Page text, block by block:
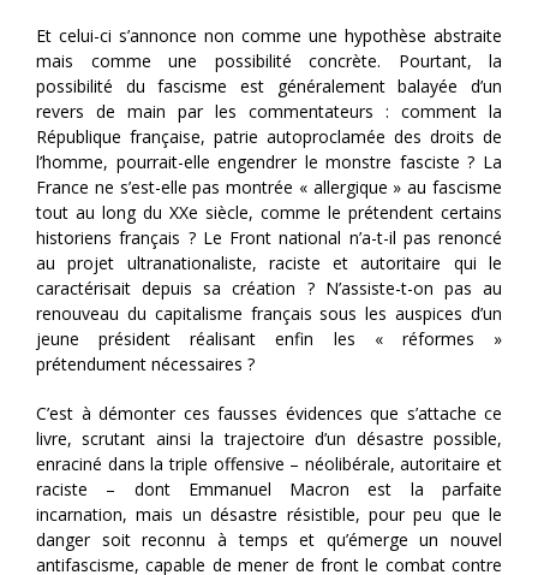
Et celui-ci s’annonce non comme une hypothèse abstraite
mais comme une possibilité concrète. Pourtant, la
possibilité du fascisme est généralement balayée d’un
revers de main par les commentateurs : comment la
République française, patrie autoproclamée des droits de
l’homme, pourrait-elle engendrer le monstre fasciste ? La
France ne s’est-elle pas montrée « allergique » au fascisme
tout au long du XXe siècle, comme le prétendent certains
historiens français ? Le Front national n’a-t-il pas renoncé
au projet ultranationaliste, raciste et autoritaire qui le
caractérisait depuis sa création ? N’assiste-t-on pas au
renouveau du capitalisme français sous les auspices d’un
jeune président réalisant enfin les « réformes »
prétendument nécessaires ?
C’est à démonter ces fausses évidences que s’attache ce
livre, scrutant ainsi la trajectoire d’un désastre possible,
enraciné dans la triple offensive – néolibérale, autoritaire et
raciste – dont Emmanuel Macron est la parfaite
incarnation, mais un désastre résistible, pour peu que le
danger soit reconnu à temps et qu’émerge un nouvel
antifascisme, capable de mener de front le combat contre